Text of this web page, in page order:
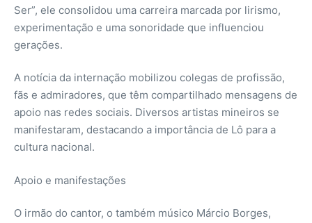
Ser”, ele consolidou uma carreira marcada por lirismo,
experimentação e uma sonoridade que influenciou
gerações.
A notícia da internação mobilizou colegas de profissão,
fãs e admiradores, que têm compartilhado mensagens de
apoio nas redes sociais. Diversos artistas mineiros se
manifestaram, destacando a importância de Lô para a
cultura nacional.
Apoio e manifestações
O irmão do cantor, o também músico Márcio Borges,